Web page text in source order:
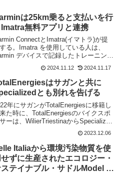
は25km乗ると支払いを行
Imatra無料アプリと連携
ConnectとImatra(イマトラ)が提
る。Imatra を使用している人は、
デバイスで記録したトレーニング
イドをImatraアプリに保存できるよう
なった。これらのトレーニング距離
後で「Imat...
2024.11.12 2024.11.17
はサガンと共に
とも別れを告げる
年にサガンがTotalEnergiesに移籍し
た時に、TotalEnergiesのバイクスポ
ーは、WilierTriestinaからSpecialized
変わっていた。だが、サガンの引退に
2023.12.06
Italiaから環境汚染物質を使
せずに生産されたエコロジー・
テイナブル・サドルModel X